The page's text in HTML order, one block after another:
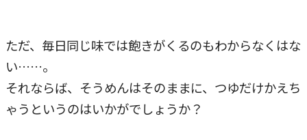
ただ、毎日同じ味では飽きがくるのもわからなくはな
い……。
それならば、そうめんはそのままに、つゆだけかえち
ゃうというのはいかがでしょうか？